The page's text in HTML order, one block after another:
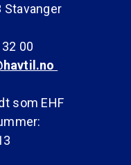
Stavanger
00
som EHF